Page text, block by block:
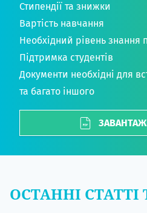
Стипендії та знижки
Вартість навчання
Необхідний рівень знання
Підтримка студентів
Документи необхідні для
та багато іншого
ОСТАННІ